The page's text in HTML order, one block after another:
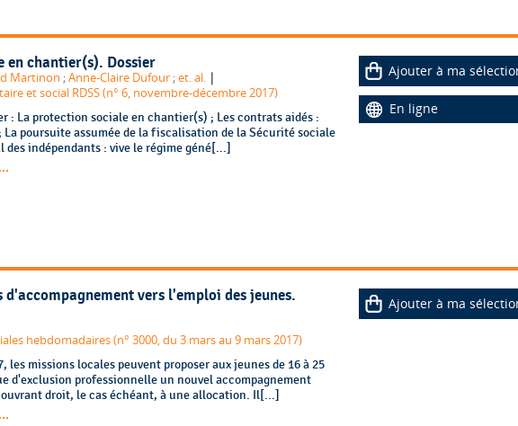
en chantier(s). Dossier
Martinon ;Anne-Claire Dufour;et. al. |
et social RDSS (n° 6, novembre-décembre 2017)
: La protection sociale en chantier(s) ; Les contrats aidés :
La poursuite assumée de la fiscalisation de la Sécurité sociale
des indépendants : vive le régime géné[...]
Ajouter à ma
En ligne
d'accompagnement vers l'emploi des jeunes.
hebdomadaires (n° 3000, du 3 mars au 9 mars 2017)
les missions locales peuvent proposer aux jeunes de 16 à 25
d'exclusion professionnelle un nouvel accompagnement
droit, le cas échéant, à une allocation. Il[...]
Ajouter à ma